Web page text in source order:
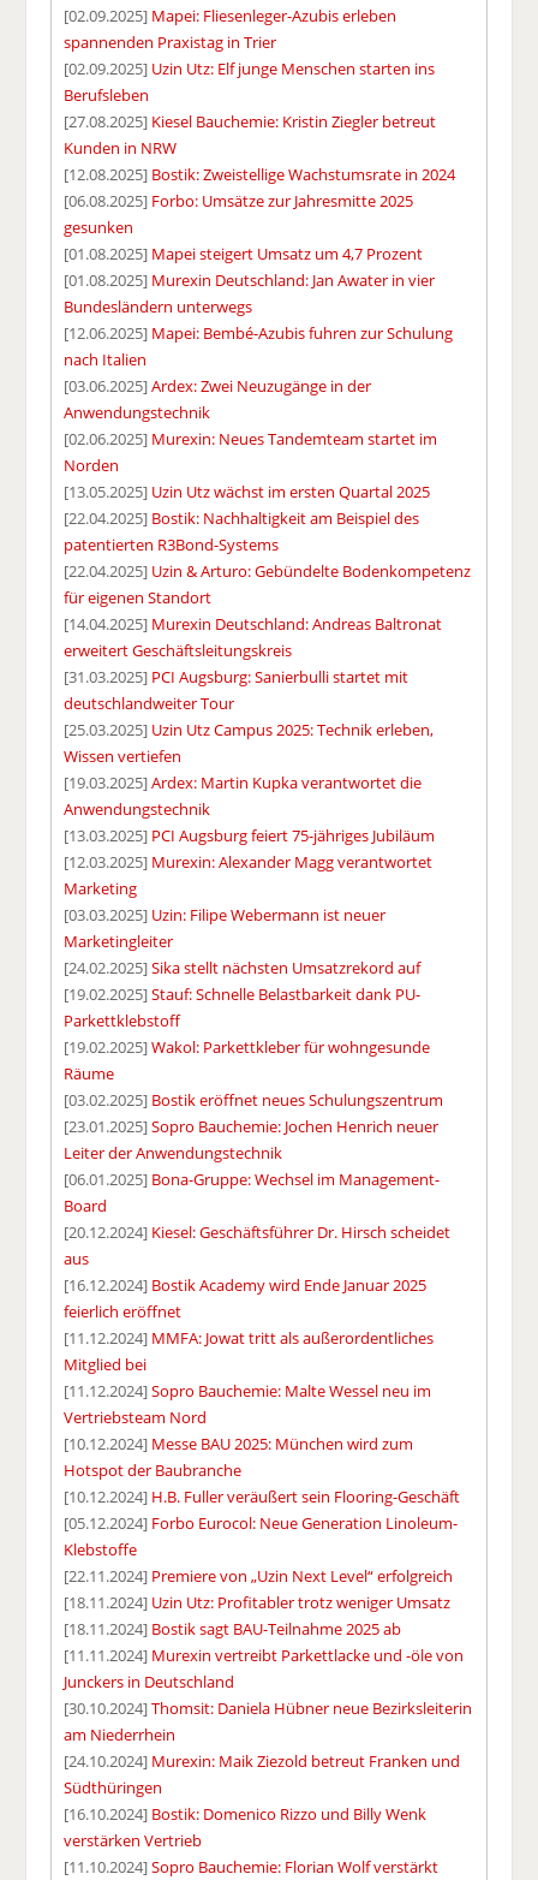
[02.09.2025] Mapei: Fliesenleger-Azubis erleben
spannenden Praxistag in Trier
[02.09.2025] Uzin Utz: Elf junge Menschen starten ins
Berufsleben
[27.08.2025] Kiesel Bauchemie: Kristin Ziegler betreut
Kunden in NRW
[12.08.2025] Bostik: Zweistellige Wachstumsrate in 2024
[06.08.2025] Forbo: Umsätze zur Jahresmitte 2025
gesunken
[01.08.2025] Mapei steigert Umsatz um 4,7 Prozent
[01.08.2025] Murexin Deutschland: Jan Awater in vier
Bundesländern unterwegs
[12.06.2025] Mapei: Bembé-Azubis fuhren zur Schulung
nach Italien
[03.06.2025]Ardex: Zwei Neuzugänge in der
Anwendungstechnik
[02.06.2025] Murexin: Neues Tandemteam startet im
Norden
[13.05.2025] Uzin Utz wächst im ersten Quartal 2025
[22.04.2025] Bostik: Nachhaltigkeit am Beispiel des
patentierten R3Bond-Systems
[22.04.2025] Uzin & Arturo: Gebündelte Bodenkompetenz
für eigenen Standort
[14.04.2025] Murexin Deutschland: Andreas Baltronat
erweitert Geschäftsleitungskreis
[31.03.2025] PCI Augsburg: Sanierbulli startet mit
deutschlandweiter Tour
[25.03.2025] Uzin Utz Campus 2025: Technik erleben,
Wissen vertiefen
[19.03.2025]Ardex: Martin Kupka verantwortet die
Anwendungstechnik
[13.03.2025] PCI Augsburg feiert 75-jähriges Jubiläum
[12.03.2025] Murexin: Alexander Magg verantwortet
Marketing
[03.03.2025] Uzin: Filipe Webermann ist neuer
Marketingleiter
[24.02.2025]Sika stellt nächsten Umsatzrekord auf
[19.02.2025]Stauf: Schnelle Belastbarkeit dank PU-
Parkettklebstoff
[19.02.2025]Wakol: Parkettkleber für wohngesunde
Räume
[03.02.2025] Bostik eröffnet neues Schulungszentrum
[23.01.2025]Sopro Bauchemie: Jochen Henrich neuer
Leiter der Anwendungstechnik
[06.01.2025] Bona-Gruppe: Wechsel im Management-
Board
[20.12.2024] Kiesel: Geschäftsführer Dr. Hirsch scheidet
aus
[16.12.2024] Bostik Academy wird Ende Januar 2025
feierlich eröffnet
[11.12.2024] MMFA: Jowat tritt als außerordentliches
Mitglied bei
[11.12.2024]Sopro Bauchemie: Malte Wessel neu im
Vertriebsteam Nord
[10.12.2024] Messe BAU 2025: München wird zum
Hotspot der Baubranche
[10.12.2024] H.B. Fuller veräußert sein Flooring-Geschäft
[05.12.2024] Forbo Eurocol: Neue Generation Linoleum-
Klebstoffe
[22.11.2024] Premiere von „Uzin Next Level“ erfolgreich
[18.11.2024] Uzin Utz: Profitabler trotz weniger Umsatz
[18.11.2024] Bostik sagt BAU-Teilnahme 2025 ab
[11.11.2024] Murexin vertreibt Parkettlacke und -öle von
Junckers in Deutschland
[30.10.2024]Thomsit: Daniela Hübner neue Bezirksleiterin
am Niederrhein
[24.10.2024] Murexin: Maik Ziezold betreut Franken und
Südthüringen
[16.10.2024] Bostik: Domenico Rizzo und Billy Wenk
verstärken Vertrieb
[11.10.2024]Sopro Bauchemie: Florian Wolf verstärkt